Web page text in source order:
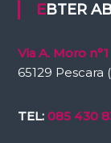
EBTER
Via A. Moro n°1
65129 Pescara
TEL: 085 430